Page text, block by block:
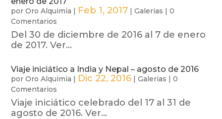
porOro Alquimia | Feb 1, 2017 |Galerias |0
Comentarios
Del 30 de diciembre de 2016 al 7 de enero
de 2017. Ver...
Viaje iniciático a India y Nepal – agosto de 2016
porOro Alquimia | Dic 22, 2016 |Galerias |0
Comentarios
Viaje iniciático celebrado del 17 al 31 de
agosto de 2016. Ver...